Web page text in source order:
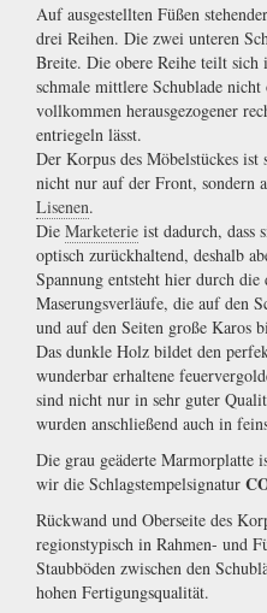
Auf ausgestellten Füßen
drei Reihen. Die zwei unteren
Breite. Die obere Reihe teilt
schmale mittlere Schublade
vollkommen herausgezogener
entriegeln lässt.
Der Korpus des Möbelstückes ist
nicht nur auf der Front, sondern
Lisenen.
Die Marketerie ist dadurch, dass
optisch zurückhaltend, deshalb
Spannung entsteht hier durch die
Maserungsverläufe, die auf den
und auf den Seiten große Karos
Das dunkle Holz bildet den
wunderbar erhaltene
sind nicht nur in sehr guter
wurden anschließend auch in
Die grau geäderte Marmorplatte
wir die Schlagstempelsignatur
Rückwand und Oberseite des
regionstypisch in Rahmen- und
Staubböden zwischen den
hohen Fertigungsqualität.